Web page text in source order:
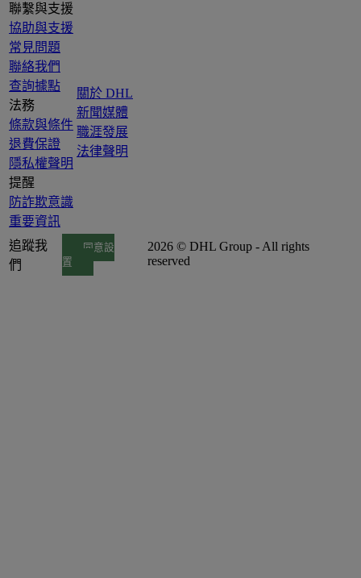
聯繫與支援
協助與支援
常見問題
聯絡我們
查詢據點
法務
條款與條件
退費保證
隱私權聲明
提醒
防詐欺意識
重要資訊
關於 DHL
新聞媒體
職涯發展
法律聲明
追蹤我
們
同意設
置
2026 © DHL Group - All rights
reserved